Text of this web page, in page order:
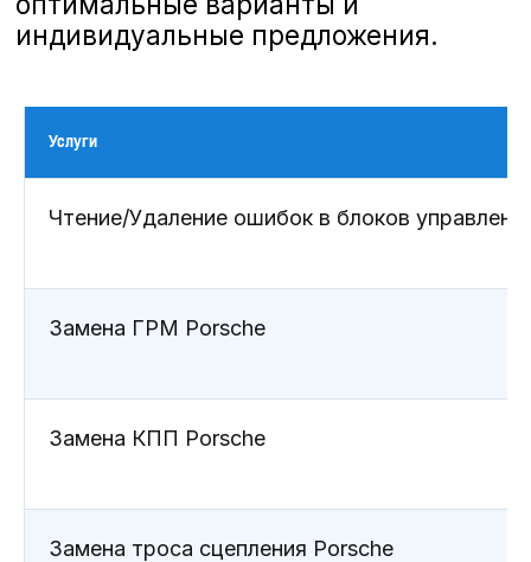
Услуги
Чтение/Удаление ошибок в блоков
Замена ГРМ Porsche
Замена КПП Porsche
Замена троса сцепления Porsche
отличном состоянии и обеспечивал
безопасность и комфорт на дороге.
сложности.